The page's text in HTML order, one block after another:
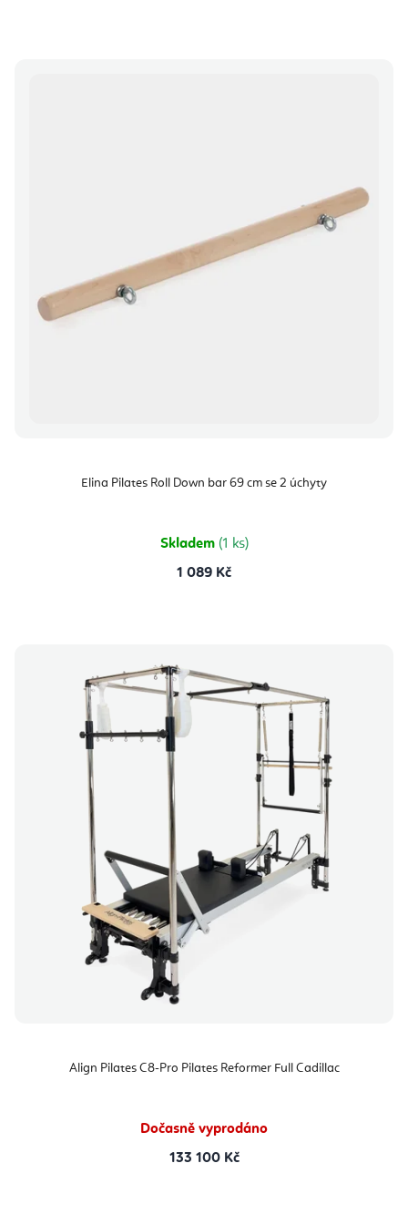
Elina Pilates Roll Down bar 69 cm se 2 úchyty
Skladem (1 ks)
1 089 Kč
Align Pilates C8-Pro Pilates Reformer Full Cadillac
Dočasně vyprodáno
133 100 Kč